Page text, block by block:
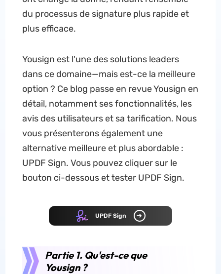
du processus de signature plus rapide et
plus efficace.
Yousign est l'une des solutions leaders
dans ce domaine—mais est-ce la meilleure
option ? Ce blog passe en revue Yousign en
détail, notamment ses fonctionnalités, les
avis des utilisateurs et sa tarification. Nous
vous présenterons également une
alternative meilleure et plus abordable :
UPDF Sign. Vous pouvez cliquer sur le
bouton ci-dessous et tester UPDF Sign.
UPDF Sign
Partie 1. Qu'est-ce que
Yousign ?